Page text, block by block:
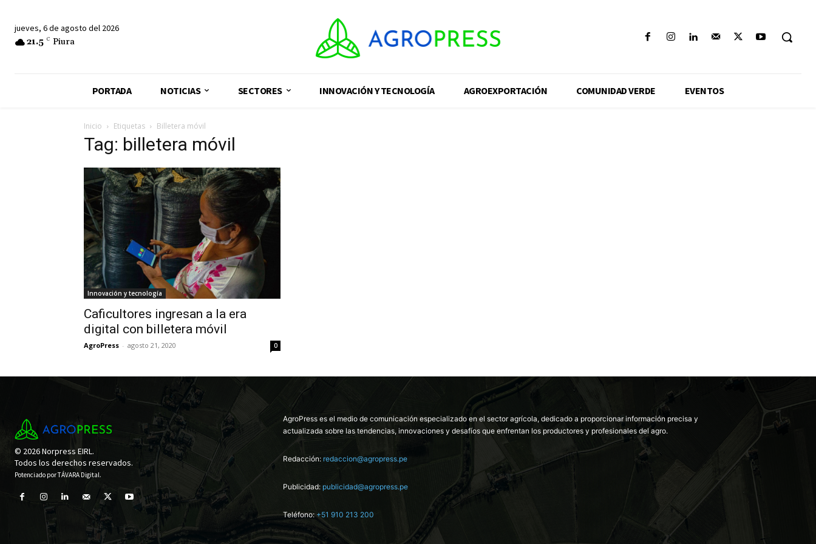
jueves, 6 de agosto del 2026
21.5 C Piura
PORTADA NOTICIAS SECTORES INNOVACIÓN Y TECNOLOGÍA AGROEXPORTACIÓN COMUNIDAD VERDE EVENTOS
Inicio Etiquetas Billetera móvil
Tag: billetera móvil
Innovación y tecnología
Caficultores ingresan a la era
digital con billetera móvil
AgroPress - agosto 21, 2020 0
© 2026 Norpress EIRL.
Todos los derechos reservados.
Potenciado porTÁVARA Digital.
AgroPress es el medio de comunicación especializado en el sector agrícola, dedicado a proporcionar información precisa y
actualizada sobre las tendencias, innovaciones y desafíos que enfrentan los productores y profesionales del agro.
Redacción: redaccion@agropress.pe
Publicidad: publicidad@agropress.pe
Teléfono: +51 910 213 200